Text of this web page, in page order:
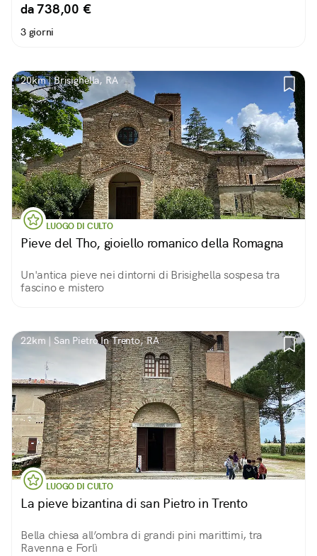
da 738,00 €
3 giorni
20km | Brisighella, RA
LUOGO DI CULTO
Pieve del Tho, gioiello romanico della Romagna
Un'antica pieve nei dintorni di Brisighella sospesa tra
fascino e mistero
22km | San Pietro In Trento, RA
LUOGO DI CULTO
La pieve bizantina di san Pietro in Trento
Bella chiesa all’ombra di grandi pini marittimi, tra
Ravenna e Forlì